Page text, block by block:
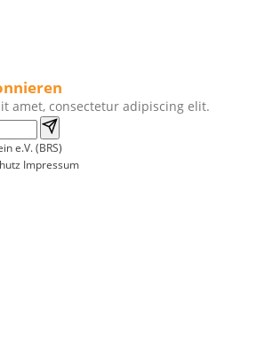
amet, consectetur adipiscing elit.
e.V. (BRS)
Impressum